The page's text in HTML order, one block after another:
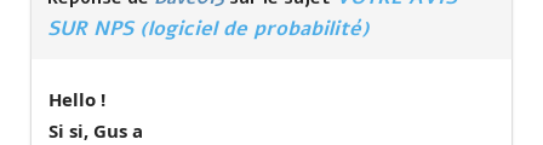
SUR NPS (logiciel de probabilité)
Hello !
Si si, Gus a